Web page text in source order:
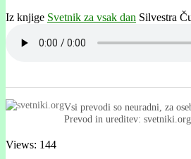
Iz knjige Svetnik za vsak dan Silvestra
Vsi prevodi so neuradni, za
Prevod in ureditev:
Views: 144